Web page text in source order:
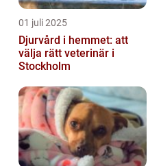
01 juli 2025
Djurvård i hemmet: att
välja rätt veterinär i
Stockholm